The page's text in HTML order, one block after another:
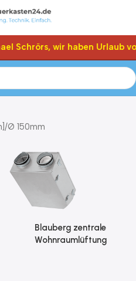
Schrörs, wir haben Urlaub
Ø 150mm
Blauberg zentrale
Wohnraumlüftung